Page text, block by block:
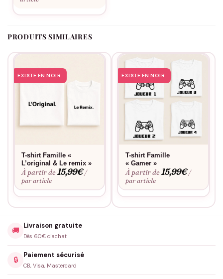
: leur enfant. C’est un modèle à la fois ludique, affectif et
et du sang. Porter le t-shirt Famille Sel Poivre – 100 % Unique,
c’est affirmer que l’amour, quand il est bien dosé, donne
naissance à quelque chose de précieux, de drôle… et
d’inoubliable.
PRODUITS SIMILAIRES
EXISTE EN NOIR
T-shirt Famille «
L’original & Le remix »
À partir de15,99€ /
par article
EXISTE EN NOIR
T-shirt Famille
« Gamer »
À partir de15,99€ /
par article
🚚
Livraison gratuite
Dès 60€ d'achat
🔒
Paiement sécurisé
CB, Visa, Mastercard